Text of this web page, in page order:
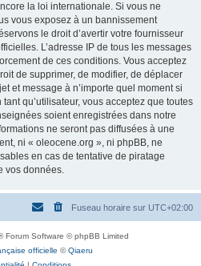
la loi internationale. Si vous ne
vous exposez à un bannissement
le droit d’avertir votre fournisseur
L’adresse IP de tous les messages
de ces conditions. Vous acceptez
de supprimer, de modifier, de déplacer
et message à n’importe quel moment si
qu’utilisateur, vous acceptez que toutes
soient enregistrées dans notre
ne seront pas diffusées à une
ni « oleocene.org », ni phpBB, ne
en cas de tentative de piratage
vos données.
Fuseau horaire sur UTC+02:00
Forum Software © phpBB Limited
officielle ©Qiaeru